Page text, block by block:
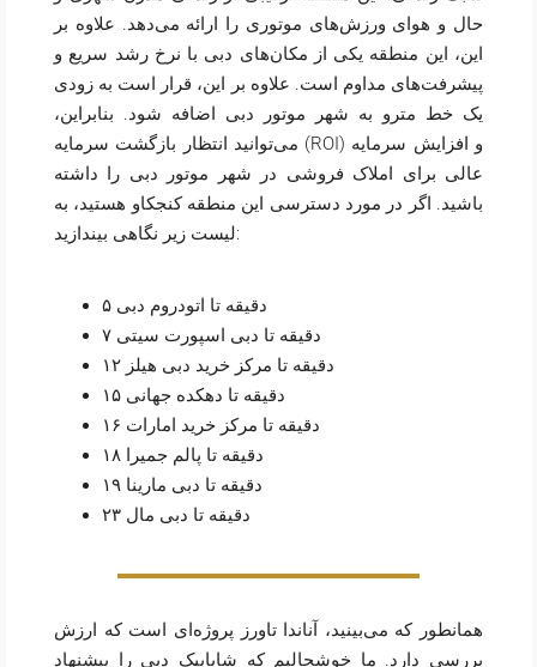
حال و هوای ورزش‌های موتوری را ارائه می‌دهد. علاوه بر
این، این منطقه یکی از مکان‌های دبی با نرخ رشد سریع و
پیشرفت‌های مداوم است. علاوه بر این، قرار است به زودی
یک خط مترو به شهر موتور دبی اضافه شود. بنابراین،
می‌توانید انتظار بازگشت سرمایه (ROI) و افزایش سرمایه
عالی برای املاک فروشی در شهر موتور دبی را داشته
باشید. اگر در مورد دسترسی این منطقه کنجکاو هستید، به
لیست زیر نگاهی بیندازید:
۵ دقیقه تا اتودروم دبی
۷ دقیقه تا دبی اسپورت سیتی
۱۲ دقیقه تا مرکز خرید دبی هیلز
۱۵ دقیقه تا دهکده جهانی
۱۶ دقیقه تا مرکز خرید امارات
۱۸ دقیقه تا پالم جمیرا
۱۹ دقیقه تا دبی مارینا
۲۳ دقیقه تا دبی مال
همانطور که می‌بینید، آناندا تاورز پروژه‌ای است که ارزش
بررسی دارد. ما خوشحالیم که شابابیک دبی را پیشنهاد